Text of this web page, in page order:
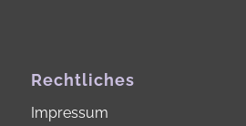
Rechtliches
Impressum